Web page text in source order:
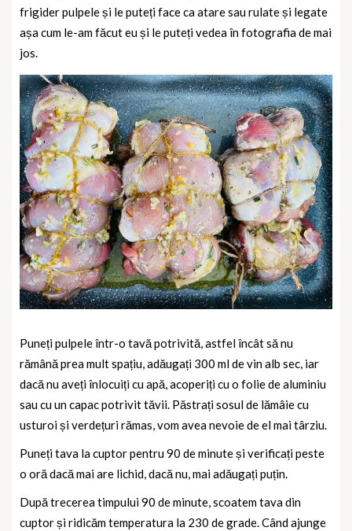
frigider pulpele și le puteți face ca atare sau rulate și legate
așa cum le-am făcut eu și le puteți vedea în fotografia de mai
jos.
Puneți pulpele într-o tavă potrivită, astfel încât să nu
rămână prea mult spațiu, adăugați 300 ml de vin alb sec, iar
dacă nu aveți înlocuiți cu apă, acoperiți cu o folie de aluminiu
sau cu un capac potrivit tăvii. Păstrați sosul de lămâie cu
usturoi și verdețuri rămas, vom avea nevoie de el mai târziu.
Puneți tava la cuptor pentru 90 de minute și verificați peste
o oră dacă mai are lichid, dacă nu, mai adăugați puțin.
După trecerea timpului 90 de minute, scoatem tava din
cuptor și ridicăm temperatura la 230 de grade. Când ajunge